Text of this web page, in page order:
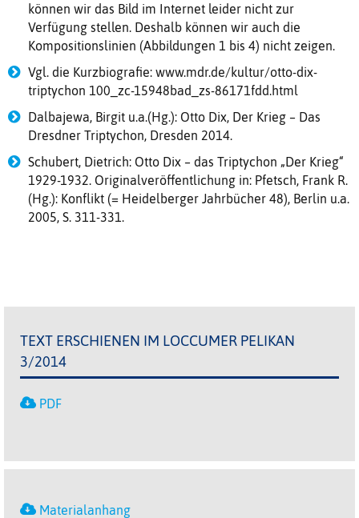
können wir das Bild im Internet leider nicht zur
Verfügung stellen. Deshalb können wir auch die
Kompositionslinien (Abbildungen 1 bis 4) nicht zeigen.
Vgl. die Kurzbiografie: www.mdr.de/kultur/otto-dix-
triptychon 100_zc-15948bad_zs-86171fdd.html
Dalbajewa, Birgit u.a.(Hg.): Otto Dix, Der Krieg – Das
Dresdner Triptychon, Dresden 2014.
Schubert, Dietrich: Otto Dix – das Triptychon „Der Krieg“
1929-1932. Originalveröffentlichung in: Pfetsch, Frank R.
(Hg.): Konflikt (= Heidelberger Jahrbücher 48), Berlin u.a.
2005, S. 311-331.
TEXT ERSCHIENEN IM LOCCUMER PELIKAN
3/2014
PDF
Materialanhang